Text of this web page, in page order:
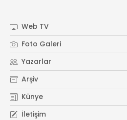
Web TV
Foto Galeri
Yazarlar
Arşiv
Künye
İletişim